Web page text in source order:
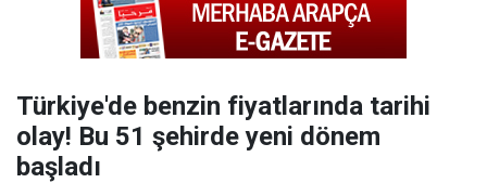
Türkiye'de benzin fiyatlarında tarihi
olay! Bu 51 şehirde yeni dönem
başladı